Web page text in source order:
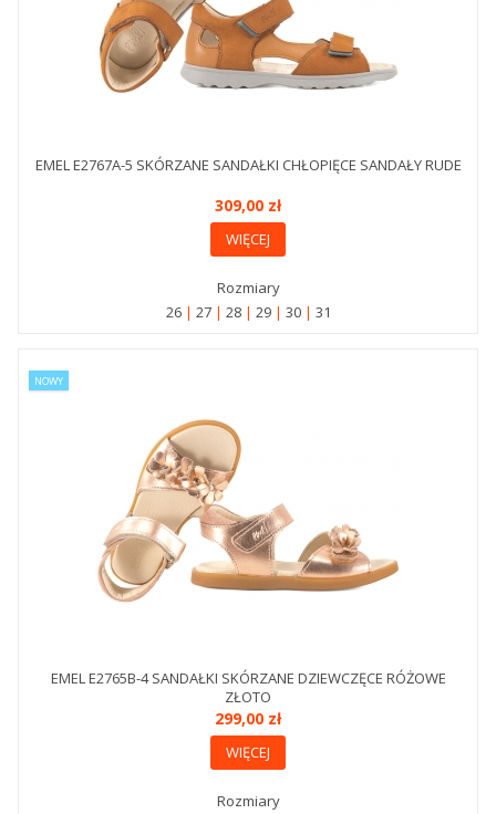
EMEL E2767A-5 SKÓRZANE SANDAŁKI CHŁOPIĘCE SANDAŁY RUDE
309,00 zł
WIĘCEJ
Rozmiary
26
27 28 29 30 31
NOWY
EMEL E2765B-4 SANDAŁKI SKÓRZANE DZIEWCZĘCE RÓŻOWE
ZŁOTO
299,00 zł
WIĘCEJ
Rozmiary